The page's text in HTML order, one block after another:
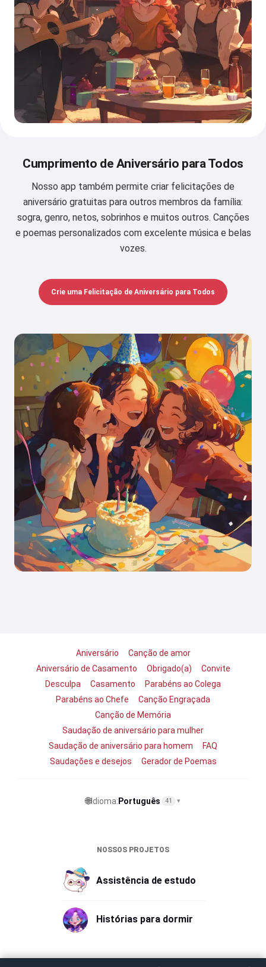
Cumprimento de Aniversário para Todos
Nosso app também permite criar felicitações de
aniversário gratuitas para outros membros da família:
sogra, genro, netos, sobrinhos e muitos outros. Canções
e poemas personalizados com excelente música e belas
vozes.
Crie uma Felicitação de Aniversário para Todos
Aniversário
Canção de amor
Aniversário de Casamento
Obrigado(a)
Convite
Desculpa
Casamento
Parabéns ao Colega
Parabéns ao Chefe
Canção Engraçada
Canção de Memória
Saudação de aniversário para mulher
Saudação de aniversário para homem
FAQ
Saudações e desejos
Gerador de Poemas
🌐Idioma: Português 41 ▾
NOSSOS PROJETOS
Assistência de estudo
Histórias para dormir